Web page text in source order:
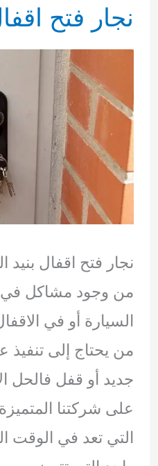
المنقف
نجار فتح
نجار فتح اقفال بنيد
من وجود مشاكل في
السيارة أو في
من يحتاج إلى تنفيذ
جديد أو قفل فالحل
على شركتنا
التي تعد في الوقت